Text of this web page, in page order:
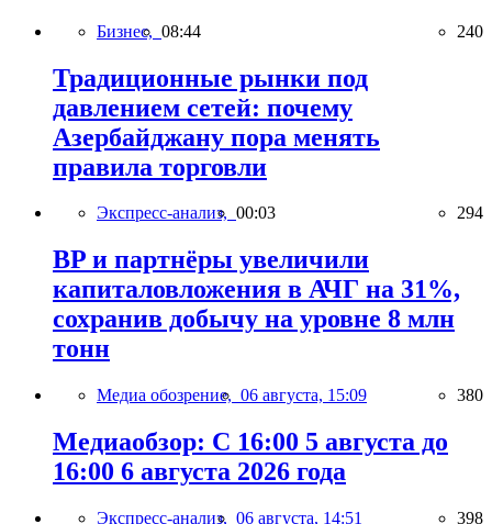
Бизнес, 08:44 240
Традиционные рынки под
давлением сетей: почему
Азербайджану пора менять
правила торговли
Экспресс-анализ, 00:03 294
BP и партнёры увеличили
капиталовложения в АЧГ на 31%,
сохранив добычу на уровне 8 млн
тонн
Медиа обозрение, 06 августа, 15:09 380
Медиаобзор: С 16:00 5 августа до
16:00 6 августа 2026 года
Экспресс-анализ, 06 августа, 14:51 398